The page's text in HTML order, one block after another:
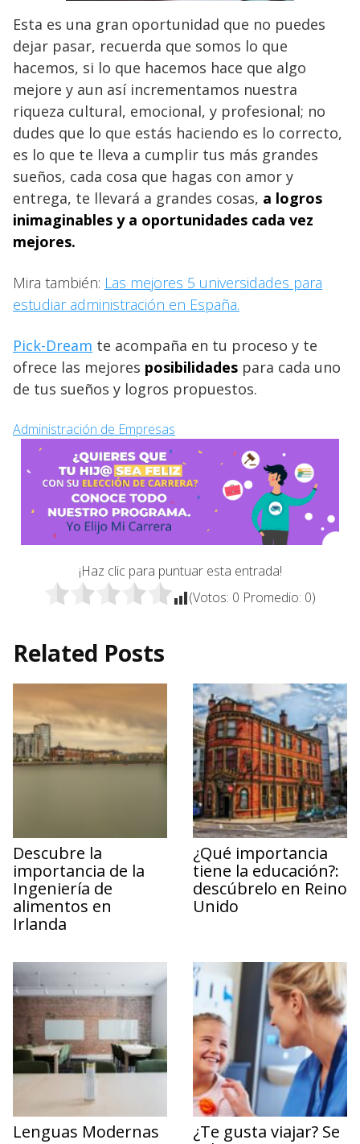
Esta es una gran oportunidad que no puedes
dejar pasar, recuerda que somos lo que
hacemos, si lo que hacemos hace que algo
mejore y aun así incrementamos nuestra
riqueza cultural, emocional, y profesional; no
dudes que lo que estás haciendo es lo correcto,
es lo que te lleva a cumplir tus más grandes
sueños, cada cosa que hagas con amor y
entrega, te llevará a grandes cosas, a logros
inimaginables y a oportunidades cada vez
mejores.
Mira también: Las mejores 5 universidades para
estudiar administración en España.
Pick-Dream te acompaña en tu proceso y te
ofrece las mejores posibilidades para cada uno
de tus sueños y logros propuestos.
Administración de Empresas
¡Haz clic para puntuar esta entrada!
(Votos: 0 Promedio: 0)
Related Posts
Descubre la
importancia de la
Ingeniería de
alimentos en
Irlanda
¿Qué importancia
tiene la educación?:
descúbrelo en Reino
Unido
Lenguas Modernas
¿Te gusta viajar? Se